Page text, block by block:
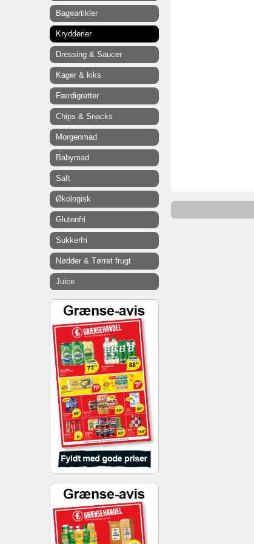
Bageartikler
Krydderier
Dressing & Saucer
Kager & kiks
Færdigretter
Chips & Snacks
Morgenmad
Babymad
Saft
Økologisk
Glutenfri
Sukkerfri
Nødder & Tørret frugt
Juice